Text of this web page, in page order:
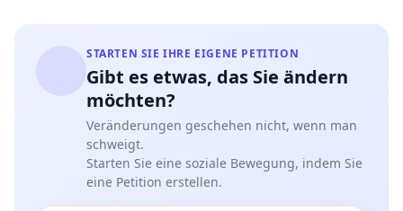
STARTEN SIE IHRE EIGENE PETITION
Gibt es etwas, das Sie ändern
möchten?
Veränderungen geschehen nicht, wenn man
schweigt.
Starten Sie eine soziale Bewegung, indem Sie
eine Petition erstellen.